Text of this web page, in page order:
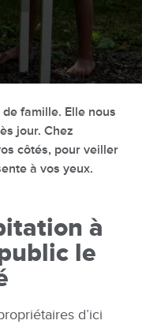
famille. Elle nous
jour. Chez
côtés, pour veiller
à vos yeux.
à
le
d’ici